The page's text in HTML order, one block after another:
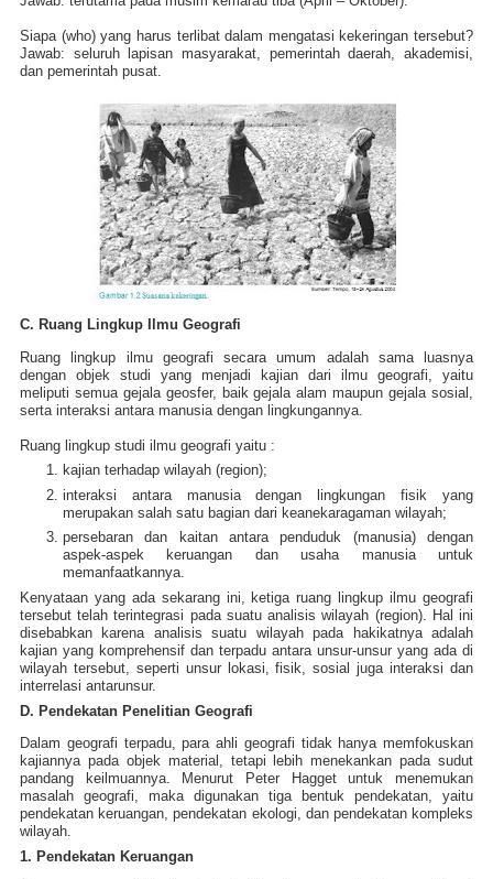
Siapa (who) yang harus terlibat dalam mengatasi kekeringan tersebut?
Jawab: seluruh lapisan masyarakat, pemerintah daerah, akademisi,
dan pemerintah pusat.
C. Ruang Lingkup Ilmu Geografi
Ruang lingkup ilmu geografi secara umum adalah sama luasnya
dengan objek studi yang menjadi kajian dari ilmu geografi, yaitu
meliputi semua gejala geosfer, baik gejala alam maupun gejala sosial,
serta interaksi antara manusia dengan lingkungannya.
Ruang lingkup studi ilmu geografi yaitu :
kajian terhadap wilayah (region);
interaksi antara manusia dengan lingkungan fisik yang
merupakan salah satu bagian dari keanekaragaman wilayah;
persebaran dan kaitan antara penduduk (manusia) dengan
aspek-aspek keruangan dan usaha manusia untuk
memanfaatkannya.
Kenyataan yang ada sekarang ini, ketiga ruang lingkup ilmu geografi
tersebut telah terintegrasi pada suatu analisis wilayah (region). Hal ini
disebabkan karena analisis suatu wilayah pada hakikatnya adalah
kajian yang komprehensif dan terpadu antara unsur-unsur yang ada di
wilayah tersebut, seperti unsur lokasi, fisik, sosial juga interaksi dan
interrelasi antarunsur.
D. Pendekatan Penelitian Geografi
Dalam geografi terpadu, para ahli geografi tidak hanya memfokuskan
kajiannya pada objek material, tetapi lebih menekankan pada sudut
pandang keilmuannya. Menurut Peter Hagget untuk menemukan
masalah geografi, maka digunakan tiga bentuk pendekatan, yaitu
pendekatan keruangan, pendekatan ekologi, dan pendekatan kompleks
wilayah.
1. Pendekatan Keruangan